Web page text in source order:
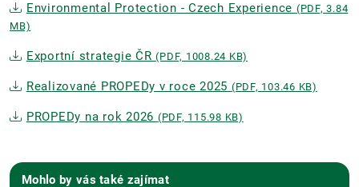
Environmental Protection - Czech Experience (PDF, 3.84
MB)
Exportní strategie ČR(PDF, 1008.24 KB)
Realizované PROPEDy v roce 2025 (PDF, 103.46 KB)
PROPEDy na rok 2026 (PDF, 115.98 KB)
Mohlo by vás také zajímat